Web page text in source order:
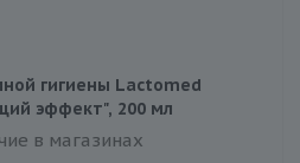
гигиены Lactomed
эффект", 200 мл
в магазинах